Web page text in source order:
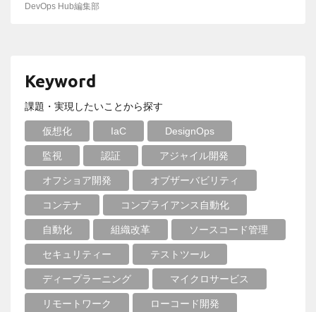
DevOps Hub編集部
Keyword
課題・実現したいことから探す
仮想化 IaC DesignOps
監視 認証 アジャイル開発
オフショア開発 オブザーバビリティ
コンテナ コンプライアンス自動化
自動化 組織改革 ソースコード管理
セキュリティー テストツール
ディープラーニング マイクロサービス
リモートワーク ローコード開発